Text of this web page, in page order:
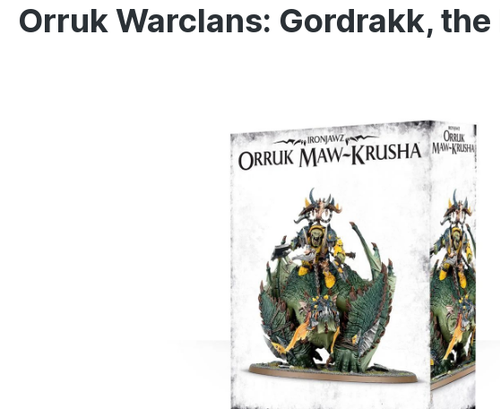
Orruk Warclans: Gordrakk,